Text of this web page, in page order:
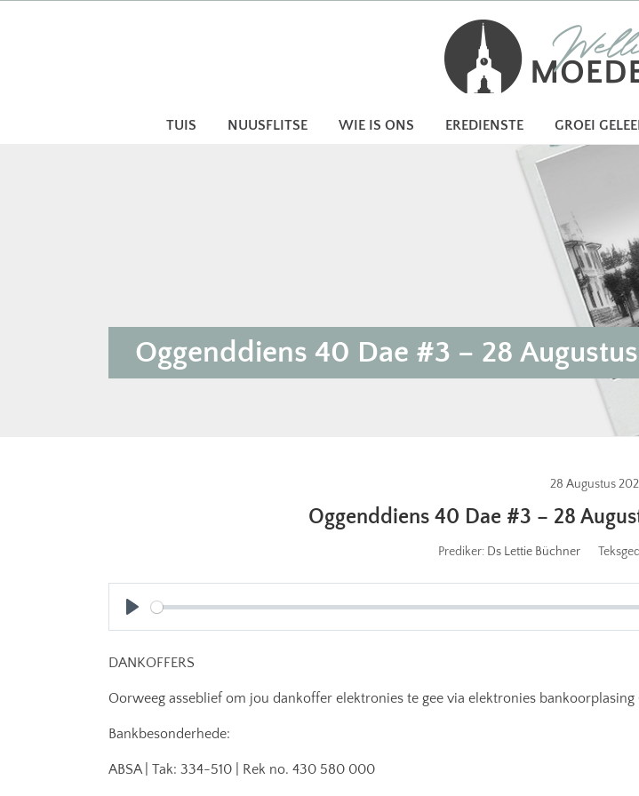
TUIS NUUSFLITSE WIE IS ONS EREDIENSTE GROEI
Oggenddiens 40 Dae #3 – 28
28 Augustus
Oggenddiens 40 Dae #3 – 28
Prediker: Ds Lettie Büchner
Play
DANKOFFERS
Oorweeg asseblief om jou dankoffer elektronies te gee via elektronies bankoorplasing
Bankbesonderhede:
ABSA | Tak: 334-510 | Rek no. 430 580 000